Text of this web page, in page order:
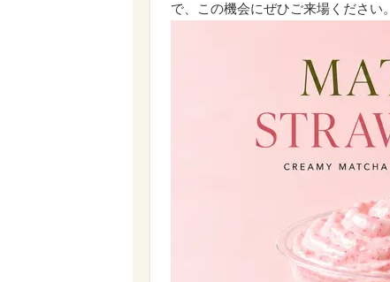
で、この機会にぜひご来場ください。